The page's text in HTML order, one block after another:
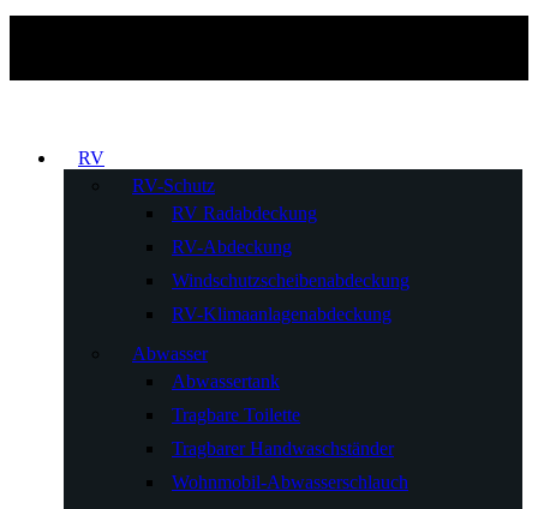
RV
RV-Schutz
RV Radabdeckung
RV-Abdeckung
Windschutzscheibenabdeckung
RV-Klimaanlagenabdeckung
Abwasser
Abwassertank
Tragbare Toilette
Tragbarer Handwaschständer
Wohnmobil-Abwasserschlauch